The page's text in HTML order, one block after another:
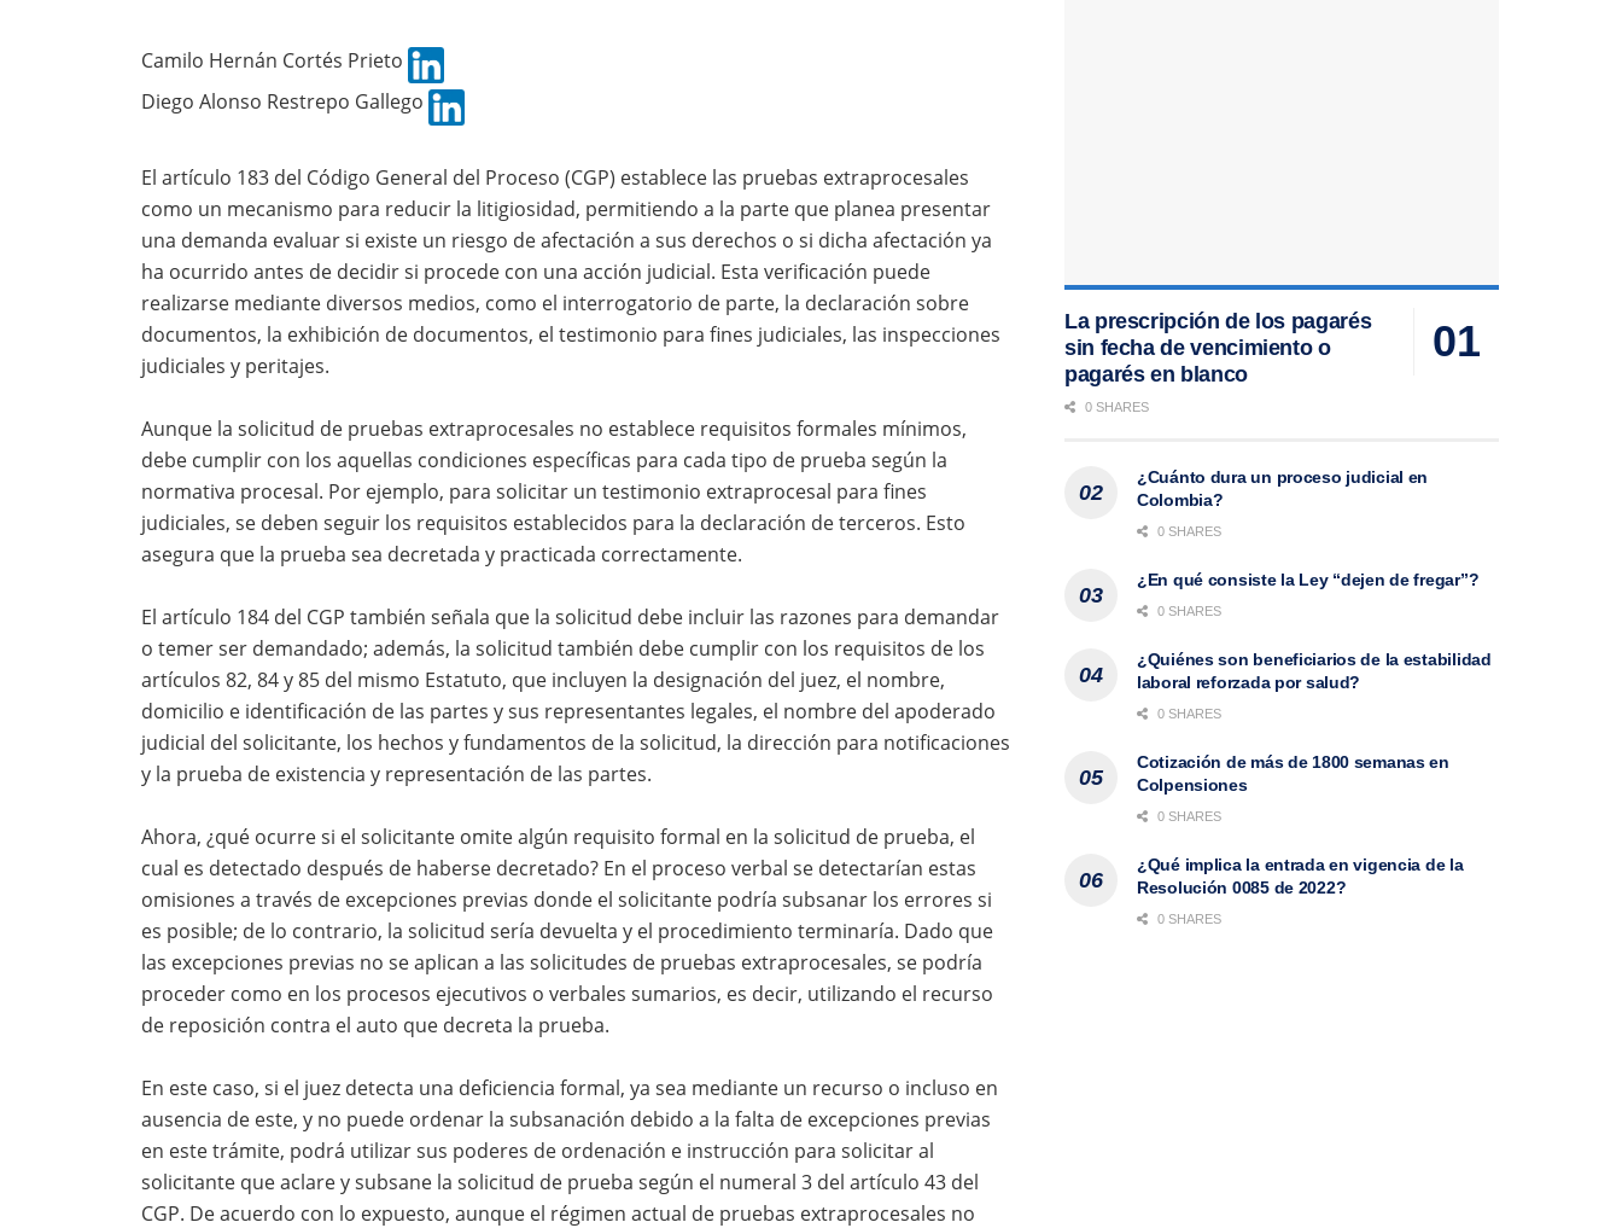
Camilo Hernán Cortés Prieto
Diego Alonso Restrepo Gallego
El artículo 183 del Código General del Proceso (CGP) establece las pruebas extraprocesales
como un mecanismo para reducir la litigiosidad, permitiendo a la parte que planea presentar
una demanda evaluar si existe un riesgo de afectación a sus derechos o si dicha afectación ya
ha ocurrido antes de decidir si procede con una acción judicial. Esta verificación puede
realizarse mediante diversos medios, como el interrogatorio de parte, la declaración sobre
documentos, la exhibición de documentos, el testimonio para fines judiciales, las inspecciones
judiciales y peritajes.
Aunque la solicitud de pruebas extraprocesales no establece requisitos formales mínimos,
debe cumplir con los aquellas condiciones específicas para cada tipo de prueba según la
normativa procesal. Por ejemplo, para solicitar un testimonio extraprocesal para fines
judiciales, se deben seguir los requisitos establecidos para la declaración de terceros. Esto
asegura que la prueba sea decretada y practicada correctamente.
El artículo 184 del CGP también señala que la solicitud debe incluir las razones para demandar
o temer ser demandado; además, la solicitud también debe cumplir con los requisitos de los
artículos 82, 84 y 85 del mismo Estatuto, que incluyen la designación del juez, el nombre,
domicilio e identificación de las partes y sus representantes legales, el nombre del apoderado
judicial del solicitante, los hechos y fundamentos de la solicitud, la dirección para notificaciones
y la prueba de existencia y representación de las partes.
Ahora, ¿qué ocurre si el solicitante omite algún requisito formal en la solicitud de prueba, el
cual es detectado después de haberse decretado? En el proceso verbal se detectarían estas
omisiones a través de excepciones previas donde el solicitante podría subsanar los errores si
es posible; de lo contrario, la solicitud sería devuelta y el procedimiento terminaría. Dado que
las excepciones previas no se aplican a las solicitudes de pruebas extraprocesales, se podría
proceder como en los procesos ejecutivos o verbales sumarios, es decir, utilizando el recurso
de reposición contra el auto que decreta la prueba.
En este caso, si el juez detecta una deficiencia formal, ya sea mediante un recurso o incluso en
ausencia de este, y no puede ordenar la subsanación debido a la falta de excepciones previas
en este trámite, podrá utilizar sus poderes de ordenación e instrucción para solicitar al
solicitante que aclare y subsane la solicitud de prueba según el numeral 3 del artículo 43 del
CGP. De acuerdo con lo expuesto, aunque el régimen actual de pruebas extraprocesales no
La prescripción de los pagarés
sin fecha de vencimiento o
pagarés en blanco
0 SHARES
¿Cuánto dura un proceso judicial en
Colombia?
0 SHARES
¿En qué consiste la Ley “dejen de fregar”?
0 SHARES
¿Quiénes son beneficiarios de la estabilidad
laboral reforzada por salud?
0 SHARES
Cotización de más de 1800 semanas en
Colpensiones
0 SHARES
¿Qué implica la entrada en vigencia de la
Resolución 0085 de 2022?
0 SHARES